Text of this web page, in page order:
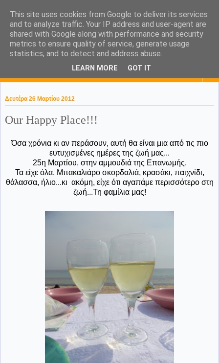
KaPa. Me without you...tea
without a biscuit!
Δευτέρα 26 Μαρτίου 2012
Our Happy Place!!!
Όσα χρόνια κι αν περάσουν, αυτή θα είναι μια από τις πιο
ευτυχισμένες ημέρες της ζωή μας...
25η Μαρτίου, στην αμμουδιά της Επανωμής.
Τα είχε όλα. Μπακαλιάρο σκορδαλιά, κρασάκι, παιχνίδι,
θάλασσα, ήλιο...κι ακόμη, είχε ότι αγαπάμε περισσότερο στη
ζωή...Τη φαμίλια μας!
This site uses cookies from Google to deliver its services
and to analyze traffic. Your IP address and user-agent are
shared with Google along with performance and security
metrics to ensure quality of service, generate usage
statistics, and to detect and address abuse.
LEARN MORE GOT IT